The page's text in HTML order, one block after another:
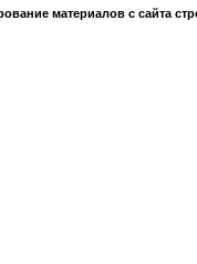
материалов с сайта